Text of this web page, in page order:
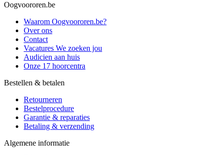
Oogvoororen.be
Waarom Oogvoororen.be?
Over ons
Contact
Vacatures We zoeken jou
Audicien aan huis
Onze 17 hoorcentra
Bestellen & betalen
Retourneren
Bestelprocedure
Garantie & reparaties
Betaling & verzending
Algemene informatie